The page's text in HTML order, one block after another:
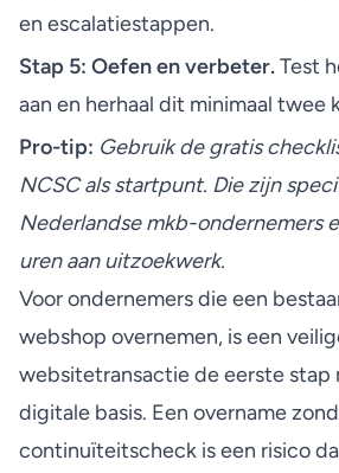
en escalatiestappen.
Stap 5: Oefen en verbeter.Test
aan en herhaal dit minimaal twee
Pro-tip: Gebruik de gratis
NCSC als startpunt. Die zijn
Nederlandse mkb-ondernemers
uren aan uitzoekwerk.
Voor ondernemers die een
webshop overnemen, is een
websitetransactiede eerste stap
digitale basis. Een overname
continuïteitscheck is een risico